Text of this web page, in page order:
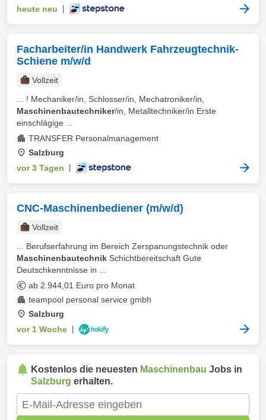
heute neu
Facharbeiter/in Handwerk Fahrzeugtechnik-
Schiene m/w/d
Vollzeit
... ! Mechaniker/in, Schlosser/in, Mechatroniker/in,
Maschinenbautechniker/in, Metalltechniker/in Erste
einschlägige ...
TRANSFER Personalmanagement
Salzburg
vor 3 Tagen
CNC-Maschinenbediener (m/w/d)
Vollzeit
... Berufserfahrung im Bereich Zerspanungstechnik oder
Maschinenbautechnik Schichtbereitschaft Gute
Deutschkenntnisse in ...
ab 2.944,01 Euro pro Monat
teampool personal service gmbh
Salzburg
vor 1 Woche
Kostenlos die neuesten Maschinenbau Jobs in
Salzburg erhalten.